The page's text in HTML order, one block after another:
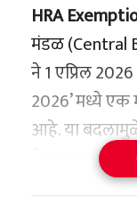
HRA
मंडळ (Central
ने 1 एप्रिल
2026’ मध्ये एक
आहे. या
थेट फायदा
होणार आहे.